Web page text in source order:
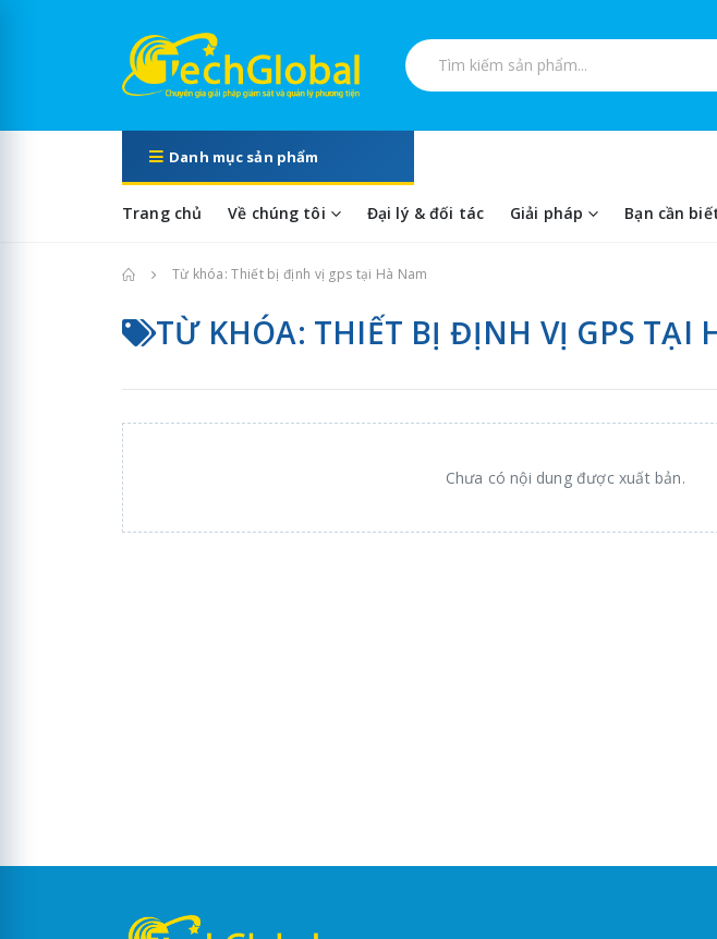
Tìm kiếm sản phẩm
Danh mục sản phẩm
Trang chủ Về chúng tôi Đại lý & đối tác Giải pháp Bạn cần
Trang chủTừ khóa: Thiết bị định vị gps tại Hà Nam
TỪ KHÓA: THIẾT BỊ ĐỊNH VỊ GPS TẠI
Chưa có nội dung được xuất bản.